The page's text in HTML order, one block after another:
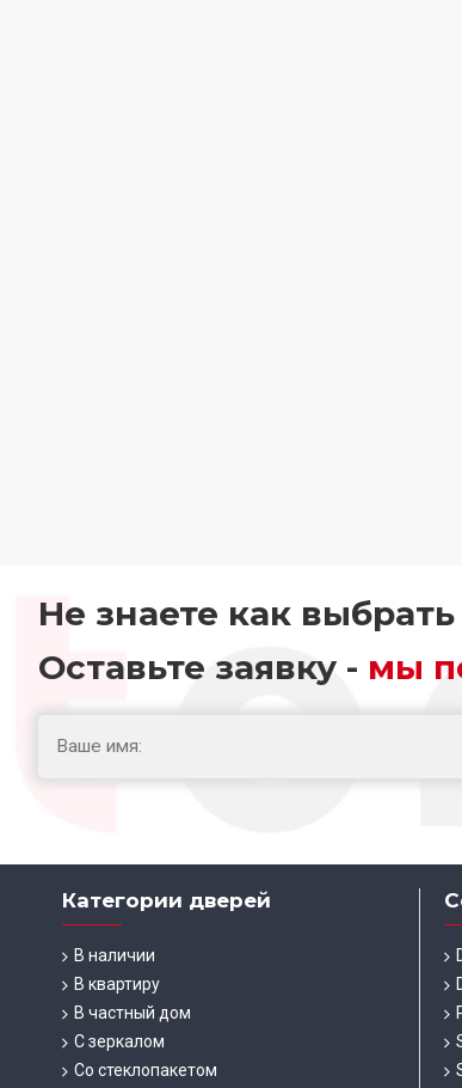
Не знаете как выбрать
Оставьте заявку - мы
Категории дверей
В наличии
В квартиру
В частный дом
С зеркалом
Со стеклопакетом